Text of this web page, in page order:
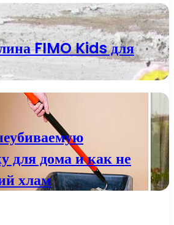
FIMO Kids для
для дома и как не
хлам